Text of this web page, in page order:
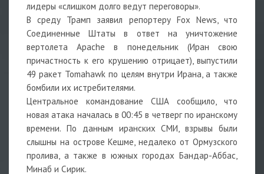
лидеры «слишком долго ведут переговоры».
В среду Трамп заявил репортеру Fox News, что
Соединенные Штаты в ответ на уничтожение
вертолета Apache в понедельник (Иран свою
причастность к его крушению отрицает), выпустили
49 ракет Tomahawk по целям внутри Ирана, а также
бомбили их истребителями.
Центральное командование США сообщило, что
новая атака началась в 00:45 в четверг по иранскому
времени. По данным иранских СМИ, взрывы были
слышны на острове Кешме, недалеко от Ормузского
пролива, а также в южных городах Бандар-Аббас,
Минаб и Сирик.